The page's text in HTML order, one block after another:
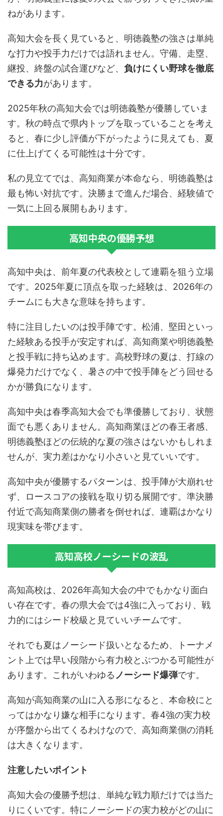
ねがあります。
高知大会を長く見ていると、明徳義塾の強さは単純
な打力や投手力だけでは語れません。守備、走塁、
継投、終盤の試合運びなど、 負けにくい野球を徹底
できる力があります。
2025年秋の高知大会では明徳義塾が優勝していま
す。秋の時点で県内トップを取っていることを考え
ると、春に少し評価が下がったように見えても、夏
に仕上げてくる可能性は十分です。
私の見立てでは、高知商業が本命なら、明徳義塾は
最も怖い対抗です。決勝まで進んだ場合、経験値で
一気に上回る展開もあります。
高知中央の優勝予想
高知中央は、前年夏の代表校として連覇を狙う立場
です。2025年夏に頂点を取った経験は、2026年の
チームにも大きな意味を持ちます。
特に注目したいのは投手陣です。松浦、堅田といっ
た経験ある投手が安定すれば、高知商業や明徳義塾
と投手戦に持ち込めます。高校野球の夏は、打線の
爆発力だけでなく、暑さの中で投手陣をどう回せる
かが勝負になります。
高知中央は春季高知大会でも準優勝しており、状態
面でも悪くありません。高知商業ほどの春王者感、
明徳義塾ほどの伝統的な夏の強さはないかもしれま
せんが、 実力差はかなり小さいと見ていいです。
高知中央が優勝するパターンは、投手陣が大崩れせ
ず、ロースコアの接戦を取り切る展開です。準決勝
付近で高知商業側の勝者を倒せれば、連覇はかなり
現実味を帯びます。
高知高校ノーシードの波乱
高知高校は、2026年高知大会の中でもかなり面白
い存在です。春の県大会では4強に入っており、戦
力的にはシード校級と見ていいチームです。
それでも夏はノーシード扱いとなるため、トーナメ
ント上では早い段階から有力校とぶつかる可能性が
あります。これがいわゆるノーシード爆弾です。
高知が高知商業の山に入る形になると、本命校にと
ってはかなり嫌な相手になります。春4強の実力校
が序盤から出てくるわけなので、高知商業側の消耗
は大きくなります。
注意したいポイント
高知大会の優勝予想は、単純な戦力順だけでは当た
りにくいです。特にノーシードの実力校がどの山に